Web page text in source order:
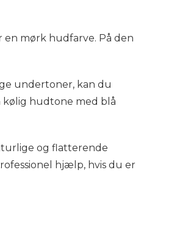
en mørk hudfarve. På den
undertoner, kan du
kølig hudtone med blå
og flatterende
hjælp, hvis du er